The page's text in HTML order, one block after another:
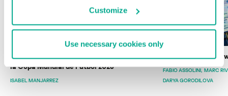
Customize
Use necessary cookies only
Wardriving en México: preparativos para
la Copa Mundial de Fútbol 2026
ISABEL MANJARREZ
Estado del
FABIO ASSOLINI MARC
DARYA GORODILOVA